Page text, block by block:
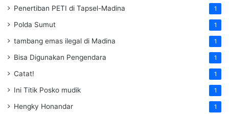
Penertiban PETI di Tapsel-Madina 1
Polda Sumut 1
tambang emas ilegal di Madina 1
Bisa Digunakan Pengendara 1
Catat! 1
Ini Titik Posko mudik 1
Hengky Honandar 1